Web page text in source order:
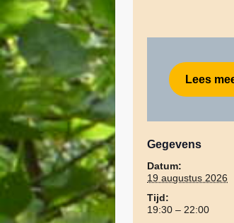
Lees
Gegevens
Datum:
19 augustus 2026
Tijd:
19:30 – 22:00